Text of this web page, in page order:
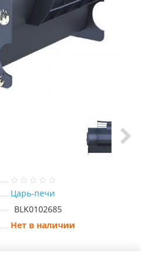
Царь-печи
BLK0102685
Нет в наличии